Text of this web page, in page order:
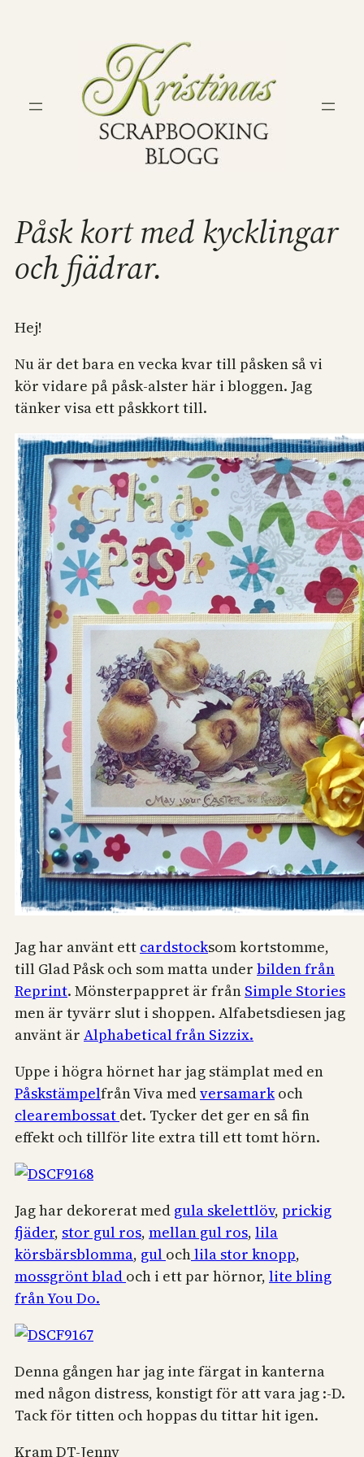
Påsk kort med kycklingar
och fjädrar.
Hej!
Nu är det bara en vecka kvar till påsken så vi
kör vidare på påsk-alster här i bloggen. Jag
tänker visa ett påskkort till.
Jag har använt ett cardstocksom kortstomme,
till Glad Påsk och som matta under bilden från
Reprint. Mönsterpappret är från Simple Stories
men är tyvärr slut i shoppen. Alfabetsdiesen jag
använt är Alphabetical från Sizzix.
Uppe i högra hörnet har jag stämplat med en
Påskstämpelfrån Viva medversamarkoch
clearembossat det. Tycker det ger en så fin
effekt och tillför lite extra till ett tomt hörn.
Jag har dekorerat med gula skelettlöv, prickig
fjäder, stor gul ros, mellan gul ros, lila
körsbärsblomma, gul ochlila stor knopp,
mossgrönt blad och i ett par hörnor, lite bling
från You Do.
Denna gången har jag inte färgat in kanterna
med någon distress, konstigt för att vara jag :-D.
Tack för titten och hoppas du tittar hit igen.
Kram DT-Jenny